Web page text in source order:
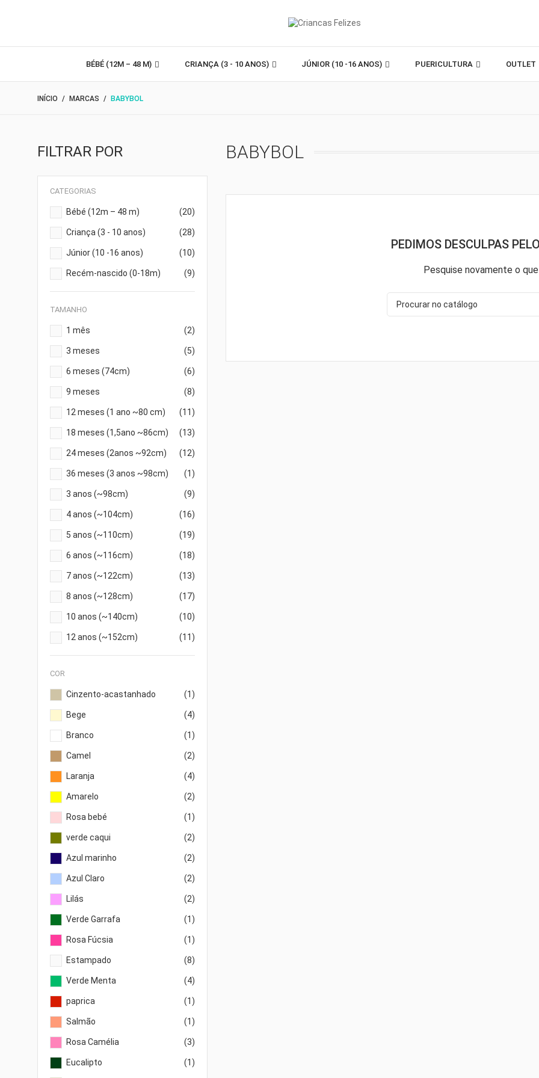
BÉBÉ (12M – 48 M) CRIANÇA (3 - 10 ANOS) JÚNIOR (10 -16 ANOS) PUERICULTURA OUTLET
INÍCIO MARCAS BABYBOL
FILTRAR POR
CATEGORIAS
Bébé (12m – 48 m) (20)
Criança (3 - 10 anos) (28)
Júnior (10 -16 anos) (10)
Recém-nascido (0-18m) (9)
TAMANHO
1 mês (2)
3 meses (5)
6 meses (74cm) (6)
9 meses (8)
12 meses (1 ano ~80 cm) (11)
18 meses (1,5ano ~86cm) (13)
24 meses (2anos ~92cm) (12)
36 meses (3 anos ~98cm) (1)
3 anos (~98cm) (9)
4 anos (~104cm) (16)
5 anos (~110cm) (19)
6 anos (~116cm) (18)
7 anos (~122cm) (13)
8 anos (~128cm) (17)
10 anos (~140cm) (10)
12 anos (~152cm) (11)
COR
Cinzento-acastanhado (1)
Bege (4)
Branco (1)
Camel (2)
Laranja (4)
Amarelo (2)
Rosa bebé (1)
verde caqui (2)
Azul marinho (2)
Azul Claro (2)
Lilás (2)
Verde Garrafa (1)
Rosa Fúcsia (1)
Estampado (8)
Verde Menta (4)
paprica (1)
Salmão (1)
Rosa Camélia (3)
Eucalipto (1)
BABYBOL
PEDIMOS DESCULPAS
Pesquise novamente o